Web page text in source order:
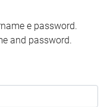
e password.
and password.